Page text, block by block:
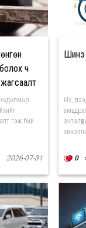
ч
хөдөлмөр
гэж бий.
2026-07-31
Шинэ
Их,
0